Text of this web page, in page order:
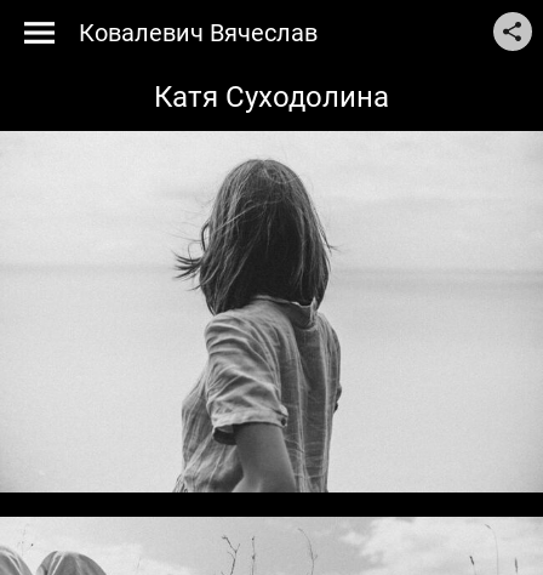
Ковалевич Вячеслав
Катя Суходолина